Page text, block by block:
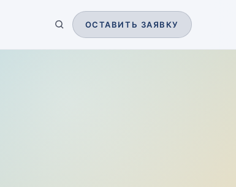
ОСТАВИТЬ ЗАЯВКУ